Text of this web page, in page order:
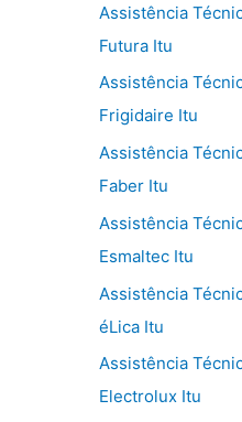
Assistência
Futura Itu
Assistência
Frigidaire Itu
Assistência
Faber Itu
Assistência
Esmaltec Itu
Assistência
éLica Itu
Assistência
Electrolux Itu